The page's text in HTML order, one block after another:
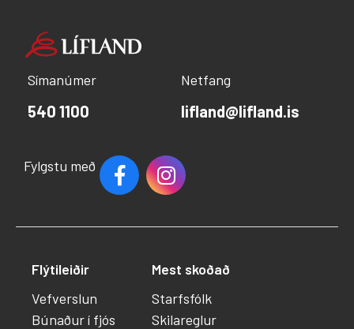
Símanúmer
540 1100
Netfang
lifland@lifland.is
Fylgstu með
Flýtileiðir
Vefverslun
Búnaður í fjós
Mest skoðað
Starfsfólk
Skilareglur